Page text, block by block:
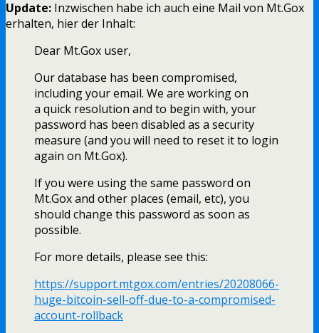
Update: Inzwischen habe ich auch eine Mail von Mt.Gox
erhalten, hier der Inhalt:
Dear Mt.Gox user,
Our database has been compromised,
including your email. We are working on
a quick resolution and to begin with, your
password has been disabled as a security
measure (and you will need to reset it to login
again on Mt.Gox).
If you were using the same password on
Mt.Gox and other places (email, etc), you
should change this password as soon as
possible.
For more details, please see this:
https://support.mtgox.com/entries/20208066-
huge-bitcoin-sell-off-due-to-a-compromised-
account-rollback